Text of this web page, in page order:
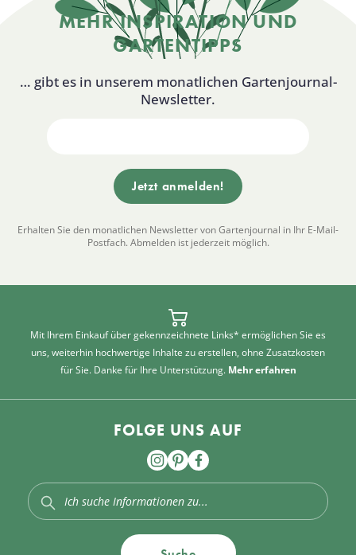
MEHR INSPIRATION UND
GARTENTIPPS
… gibt es in unserem monatlichen Gartenjournal-
Newsletter.
Erhalten Sie den monatlichen Newsletter von Gartenjournal in Ihr E-Mail-
Postfach. Abmelden ist jederzeit möglich.
Mit Ihrem Einkauf über gekennzeichnete Links* ermöglichen Sie es
uns, weiterhin hochwertige Inhalte zu erstellen, ohne Zusatzkosten
für Sie. Danke für Ihre Unterstützung. Mehr erfahren
FOLGE UNS AUF